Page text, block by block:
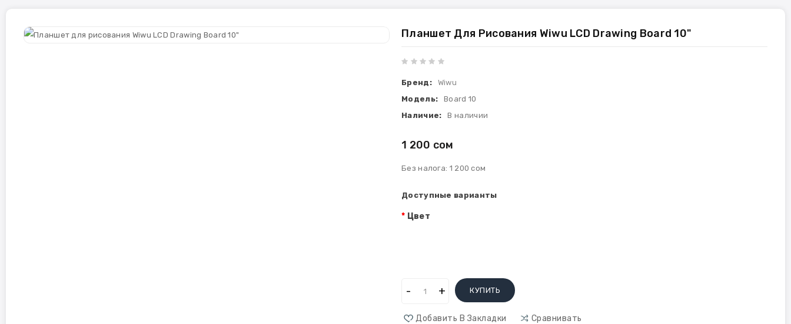
Планшет Для Рисования Wiwu LCD Drawing Board 10"
Бренд:
Wiwu
Модель:
Board 10
Наличие:
В наличии
1 200 сом
Без налога: 1 200 сом
Доступные варианты
Цвет
КУПИТЬ
Добавить В Закладки Сравнивать